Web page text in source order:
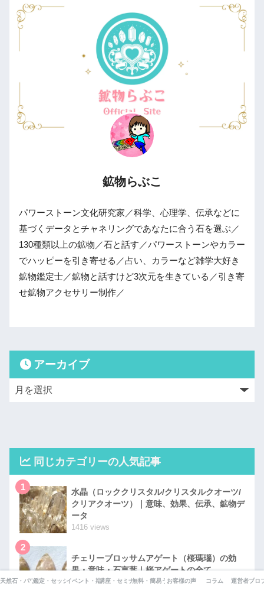
鉱物らぶこ
パワーストーン文化研究家／科学、心理学、伝承などに
基づくデータとチャネリングであなたに合う石を選ぶ／
130種類以上の鉱物／石と話す／パワーストーンやカラー
でハッピーを引き寄せる／占い、カラーなど雑学大好き
鉱物鑑定士／鉱物と話すけど3次元を生きている／引き寄
せ鉱物アクセサリー制作／
アーカイブ
同じカテゴリーの人気記事
1
水晶（ロッククリスタル/クリスタルクオーツ/
クリアクオーツ）｜意味、効果、伝承、鉱物デ
ータ
1416 views
2
チェリーブロッサムアゲート（桜瑪瑙）の効
果・意味・石言葉｜桜アゲートの全て
1414 views
天然石・パワーストーン辞典
鑑定・セッション一覧イベント・期間限定企画
講座・セミナー無料・簡易うらないページ
お客様の声 コラム 運営者プロ